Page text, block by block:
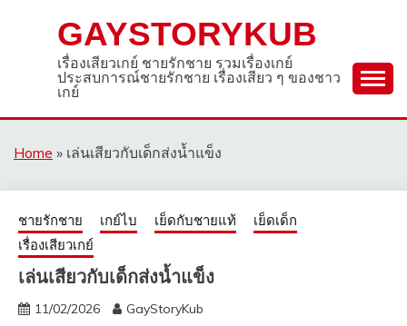
GAYSTORYKUB
เรื่องเสียวเกย์ ชายรักชาย รวมเรื่องเกย์
ประสบการณ์ชายรักชาย เรื่องเสียว ๆ ของชาว
เกย์
Home » เล่นเสียวกับเด็กส่งน้ำแข็ง
ชายรักชาย เกย์ไบ เย็ดกับชายแท้
เย็ดเด็ก
เรื่องเสียวเกย์
เล่นเสียวกับเด็กส่งน้ำแข็ง
11/02/2026 GayStoryKub